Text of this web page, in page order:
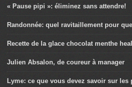
« Pause pipi »: éliminez sans attendre!
Randonnée: quel ravitaillement pour
Recette de la glace chocolat menthe
Julien Absalon, de coureur à manager
Lyme: ce que vous devez savoir sur les